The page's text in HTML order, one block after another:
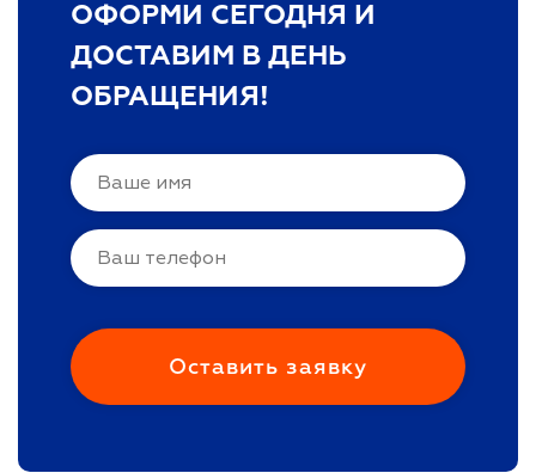
ОФОРМИ СЕГОДНЯ И
ДОСТАВИМ В ДЕНЬ
ОБРАЩЕНИЯ!